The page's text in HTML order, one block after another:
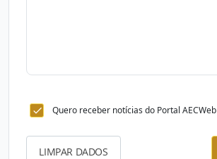
Quero receber notícias do Portal AECWeb
LIMPAR DADOS